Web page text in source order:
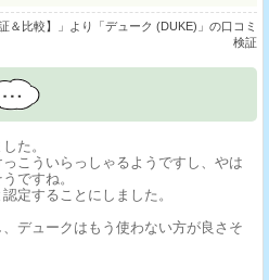
＆比較】」より「デューク (DUKE)」の口コミ
検証
た。
こういらっしゃるようですし、やは
ですね。
定することにしました。
デュークはもう使わない方が良さそ